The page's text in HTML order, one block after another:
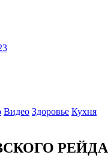
Видео Здоровье Кухня
РЕЙДА